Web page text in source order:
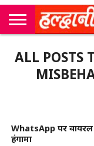
सी
एम
कॉर्नर
उत्तराखंड
न्यूज़
खेल
मनोरंजन
सम्पादकीय
जॉब
अलर्ट्स
ALL POSTS
WhatsApp पर वायरल
हंगामा